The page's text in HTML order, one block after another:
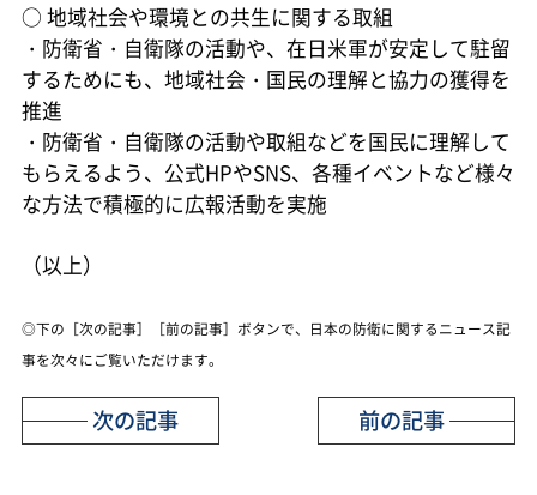
○ 地域社会や環境との共生に関する取組
・防衛省・自衛隊の活動や、在日米軍が安定して駐留
するためにも、地域社会・国民の理解と協力の獲得を
推進
・防衛省・自衛隊の活動や取組などを国民に理解して
もらえるよう、公式HPやSNS、各種イベントなど様々
な方法で積極的に広報活動を実施
（以上）
◎下の［次の記事］［前の記事］ボタンで、日本の防衛に関するニュース記
事を次々にご覧いただけます。
前の記事
次の記事